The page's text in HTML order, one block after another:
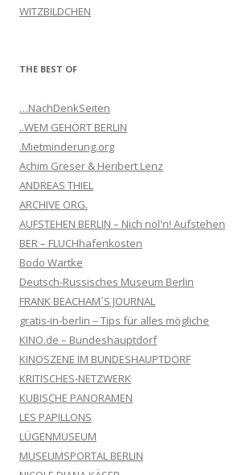
WITZBILDCHEN
THE BEST OF
…NachDenkSeiten
..WEM GEHÖRT BERLIN
.Mietminderung.org
Achim Greser & Heribert Lenz
ANDREAS THIEL
ARCHIVE ORG.
AUFSTEHEN BERLIN – Nich nöl'n! Aufstehen
BER – FLUCHhafenkosten
Bodo Wartke
Deutsch-Russisches Museum Berlin
FRANK BEACHAM´S JOURNAL
gratis-in-berlin – Tips für alles mögliche
KINO.de – Bundeshauptdorf
KINOSZENE IM BUNDESHAUPTDORF
KRITISCHES-NETZWERK
KUBISCHE PANORAMEN
LES PAPILLONS
LÜGENMUSEUM
MUSEUMSPORTAL BERLIN